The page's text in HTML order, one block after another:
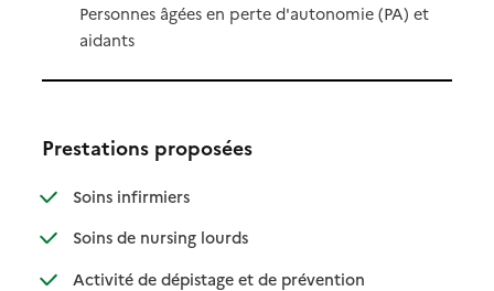
Personnes âgées en perte d'autonomie (PA) et
aidants
Prestations proposées
Soins infirmiers: disponible
: non disponible
Soins de nursing lourds: disponible
: non disponible
Activité de dépistage et de prévention: disponible
: non disponible